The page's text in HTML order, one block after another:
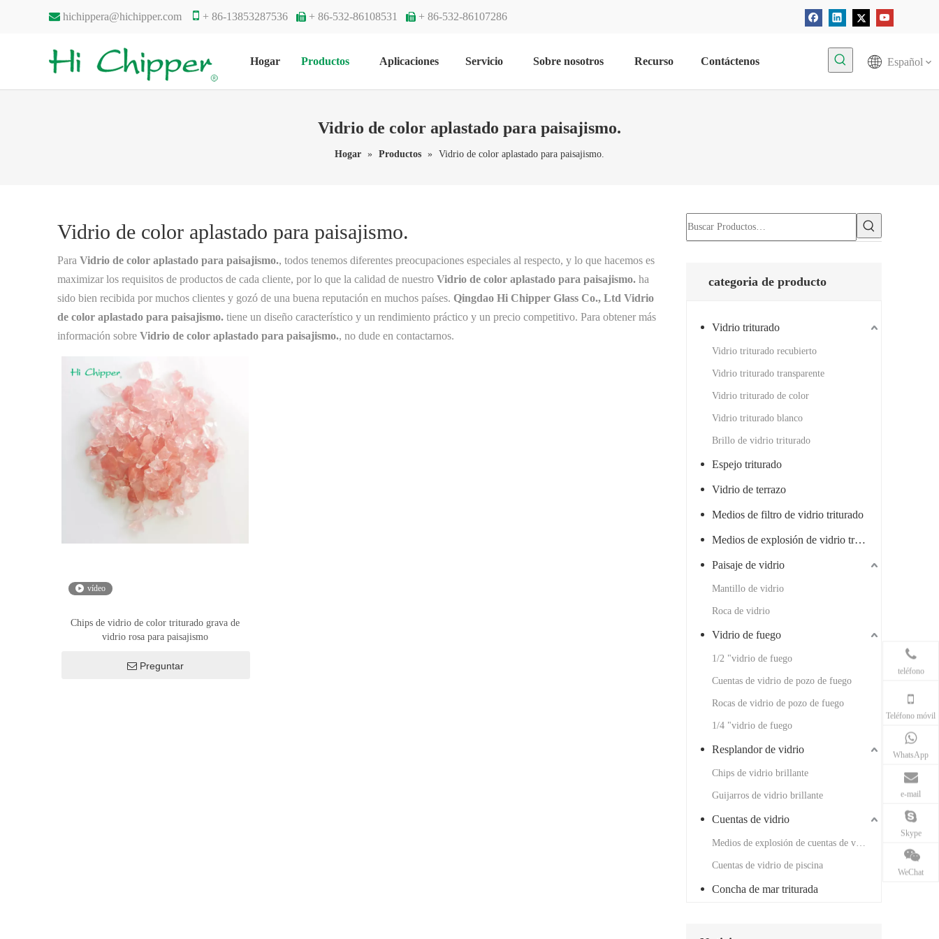
 hichippera@hichipper.com  + 86-13853287536  + 86-532-86108531  + 86-532-86107286
Hogar Productos Aplicaciones Servicio Sobre nosotros Recurso Contáctenos Español
Vidrio de color aplastado para paisajismo.
Hogar » Productos » Vidrio de color aplastado para paisajismo.
Vidrio de color aplastado para paisajismo.
Para Vidrio de color aplastado para paisajismo., todos tenemos diferentes preocupaciones especiales al respecto, y lo que hacemos es
maximizar los requisitos de productos de cada cliente, por lo que la calidad de nuestro Vidrio de color aplastado para paisajismo. ha
sido bien recibida por muchos clientes y gozó de una buena reputación en muchos países. Qingdao Hi Chipper Glass Co., Ltd Vidrio
de color aplastado para paisajismo. tiene un diseño característico y un rendimiento práctico y un precio competitivo. Para obtener más
información sobre Vidrio de color aplastado para paisajismo., no dude en contactarnos.
vídeo
Chips de vidrio de color triturado grava de
vidrio rosa para paisajismo
Preguntar
categoria de producto
Vidrio triturado
Vidrio triturado recubierto
Vidrio triturado transparente
Vidrio triturado de color
Vidrio triturado blanco
Brillo de vidrio triturado
Espejo triturado
Vidrio de terrazo
Medios de filtro de vidrio triturado
Medios de explosión de vidrio triturado
Paisaje de vidrio
Mantillo de vidrio
Roca de vidrio
Vidrio de fuego
1/2 "vidrio de fuego
Cuentas de vidrio de pozo de fuego
Rocas de vidrio de pozo de fuego
1/4 "vidrio de fuego
Resplandor de vidrio
Chips de vidrio brillante
Guijarros de vidrio brillante
Cuentas de vidrio
Medios de explosión de cuentas de vidrio
Cuentas de vidrio de piscina
Concha de mar triturada
teléfono
Teléfono móvil
WhatsApp
e-mail
Skype
WeChat